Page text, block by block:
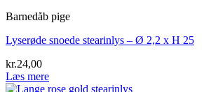
Barnedåb pige
Lyserøde snoede stearinlys – Ø 2,2 x H 25
kr.24,00
Læs mere